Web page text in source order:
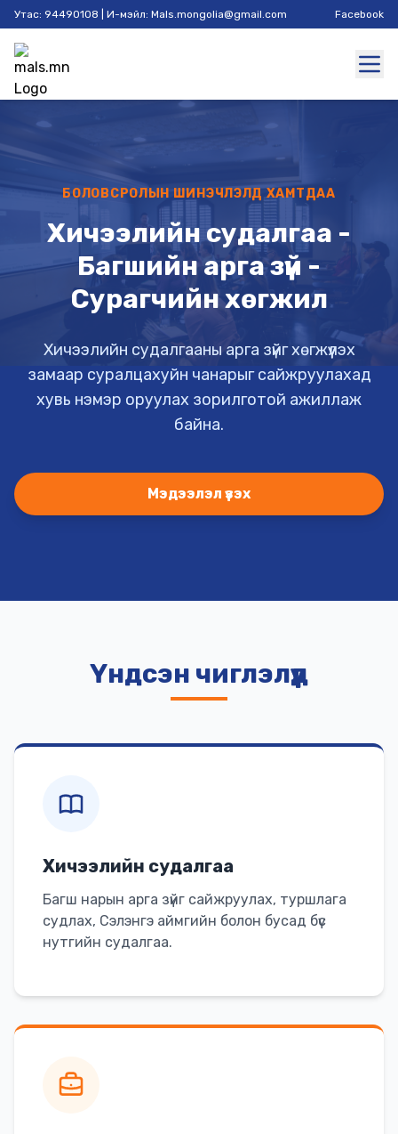
Утас: 94490108 | И-мэйл: Mals.mongolia@gmail.com Facebook
БОЛОВСРОЛЫН ШИНЭЧЛЭЛД ХАМТДАА
Хичээлийн судалгаа -
Багшийн арга зүй -
Сурагчийн хөгжил
Хичээлийн судалгааны арга зүйг хөгжүүлэх
замаар суралцахуйн чанарыг сайжруулахад
хувь нэмэр оруулах зорилготой ажиллаж
байна.
Мэдээлэл үзэх
Үндсэн чиглэлүүд
Хичээлийн судалгаа
Багш нарын арга зүйг сайжруулах, туршлага
судлах, Сэлэнгэ аймгийн болон бусад бүс
нутгийн судалгаа.